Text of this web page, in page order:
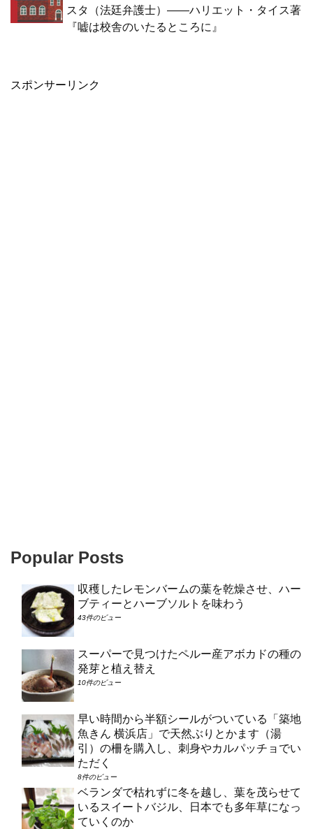
スタ（法廷弁護士）――ハリエット・タイス著
『嘘は校舎のいたるところに』
スポンサーリンク
Popular Posts
収穫したレモンバームの葉を乾燥させ、ハー
ブティーとハーブソルトを味わう
43件のビュー
スーパーで見つけたペルー産アボカドの種の
発芽と植え替え
10件のビュー
早い時間から半額シールがついている「築地
魚きん 横浜店」で天然ぶりとかます（湯
引）の柵を購入し、刺身やカルパッチョでい
ただく
8件のビュー
ベランダで枯れずに冬を越し、葉を茂らせて
いるスイートバジル、日本でも多年草になっ
ていくのか